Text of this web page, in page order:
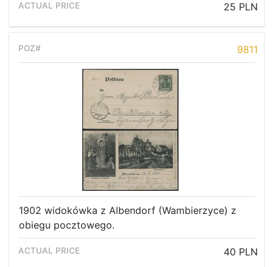
25 PLN
9811
1902 widokówka z Albendorf (Wambierzyce) z
obiegu pocztowego.
40 PLN